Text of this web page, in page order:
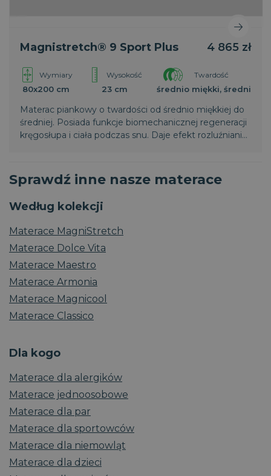
Magnistretch® 9 Sport Plus 4 865 zł
Wymiary
80x200 cm
Wysokość
23 cm
Twardość
średnio miękki, średni
Materac piankowy o twardości od średnio miękkiej do
średniej. Posiada funkcje biomechanicznej regeneracji
kręgosłupa i ciała podczas snu. Daje efekt rozluźniania i
pozycjach, dla osób z dolegliwościami kręgosłupa i
pleców, dla młodzieży. Jest to materac bardzo
ortopedycznym. Światowy patent potwierdzony
medycznymi badaniami naukowymi.
Sprawdź inne nasze materace
Według kolekcji
Materace MagniStretch
Materace Dolce Vita
Materace Maestro
Materace Armonia
Materace Magnicool
Materace Classico
Dla kogo
Materace dla alergików
Materace jednoosobowe
Materace dla par
Materace dla sportowców
Materace dla niemowląt
Materace dla dzieci